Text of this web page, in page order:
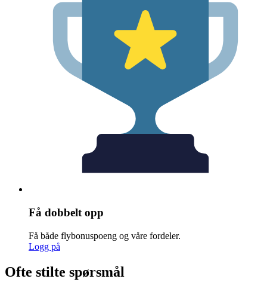
Få dobbelt opp
Få både flybonuspoeng og våre fordeler.
Logg på
Ofte stilte spørsmål